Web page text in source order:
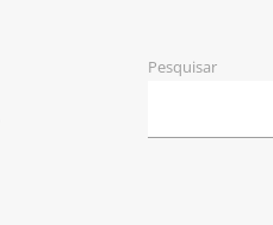
Pesquisar